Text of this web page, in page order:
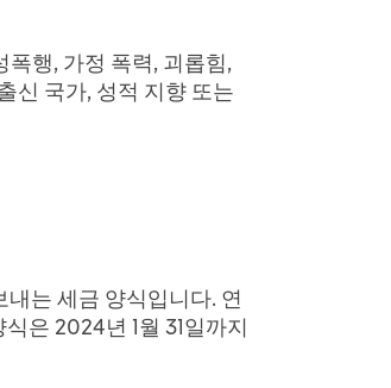
행, 가정 폭력, 괴롭힘,
신 국가, 성적 지향 또는
는 세금 양식입니다. 연
은 2024년 1월 31일까지